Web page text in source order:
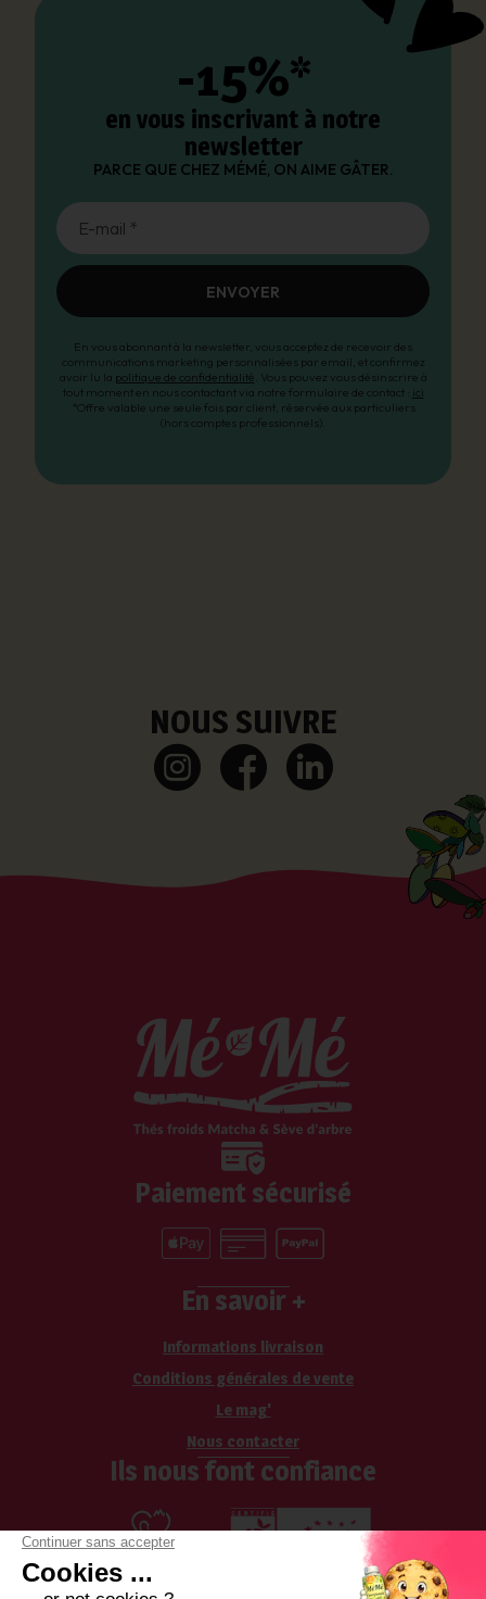
-15%*
en vous inscrivant à notre
newsletter
PARCE QUE CHEZ MÉMÉ, ON AIME GÂTER.
E-mail *
ENVOYER
En vous abonnant à la newsletter, vous acceptez de recevoir des
communications marketing personnalisées par email, et confirmez
avoir lu la politique de confidentialité . Vous pouvez vous désinscrire à
tout moment en nous contactant via notre formulaire de contact :
ici
*Offre valable une seule fois par client, réservée aux particuliers
(hors comptes professionnels).
NOUS SUIVRE
Paiement sécurisé
En savoir +
Informations livraison
Conditions générales de vente
Le mag'
Nous contacter
Ils nous font confiance